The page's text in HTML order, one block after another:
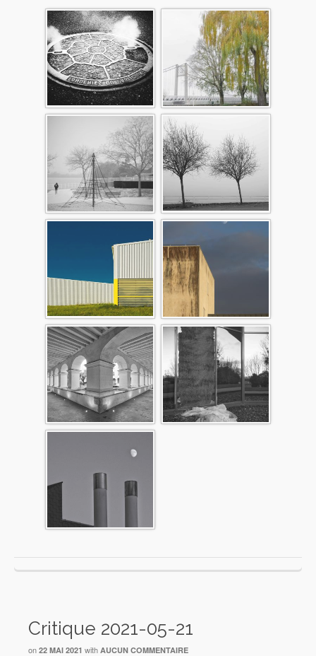
Critique 2021-05-21
on 22 MAI 2021 with AUCUN COMMENTAIRE